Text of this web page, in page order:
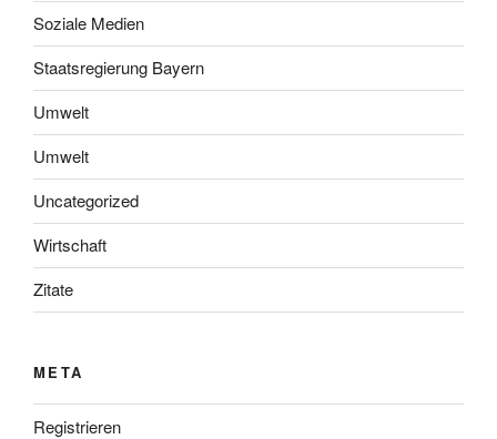
Soziale Medien
Staatsregierung Bayern
Umwelt
Umwelt
Uncategorized
Wirtschaft
Zitate
META
Registrieren